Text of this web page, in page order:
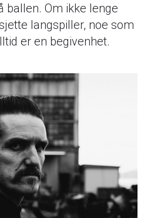
ballen. Om ikke lenge
langspiller, noe som
er en begivenhet.